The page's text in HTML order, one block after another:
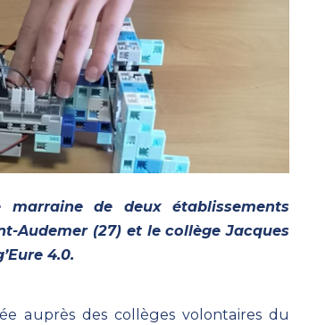
marraine de deux établissements
Audemer (27) et le collège Jacques
4.0.
auprès des collèges volontaires du